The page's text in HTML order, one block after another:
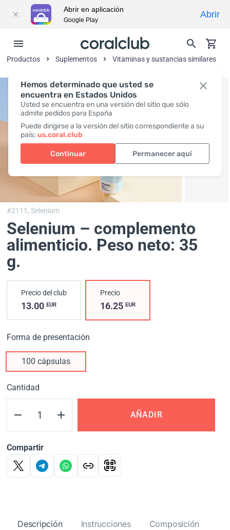
Hemos determinado que usted se
encuentra en Estados Unidos
Usted se encuentra en una versión del sitio que sólo
admite pedidos para España
Puede dirigirse a la versión del sitio correspondiente a su
país: us.coral.club
Continuar Permanecer aquí
Productos Suplementos Vitaminas y sustancias similares
#2111,Selenium
Selenium – complemento
alimenticio. Peso neto: 35
g.
Precio del club
13.00 EUR
Precio
16.25EUR
Forma de presentación
100 cápsulas
Cantidad
AÑADIR
Compartir
Descripción Instrucciones Composición
Abrir en aplicación
Google Play
Abrir